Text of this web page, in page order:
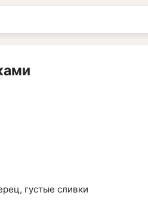
густые сливки